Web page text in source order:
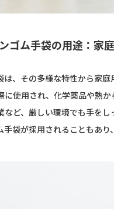
ゴム手袋の用途：家
は、その多様な特性から家
に使用され、化学薬品や熱
など、厳しい環境でも手を
袋が採用されることもあり